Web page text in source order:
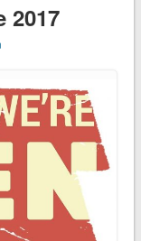
2017